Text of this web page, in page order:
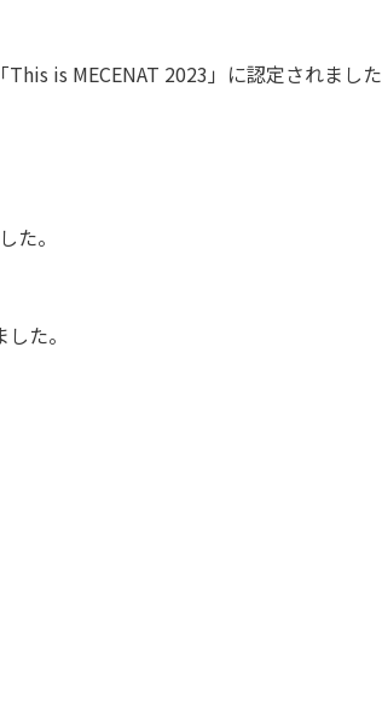
is MECENAT 2023」に認定されました
た。
た。